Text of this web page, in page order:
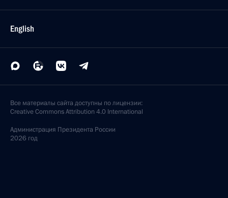
English
Все материалы сайта доступны по лицензии:
Creative Commons Attribution 4.0 International
Администрация Президента России
2026 год